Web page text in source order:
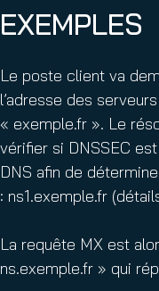
EXEMPLES
Le poste client va
l’adresse des
« exemple.fr ». Le
vérifier si DNSSEC
DNS afin de
: ns1.exemple.fr
La requête MX est
ns.exemple.fr » qui